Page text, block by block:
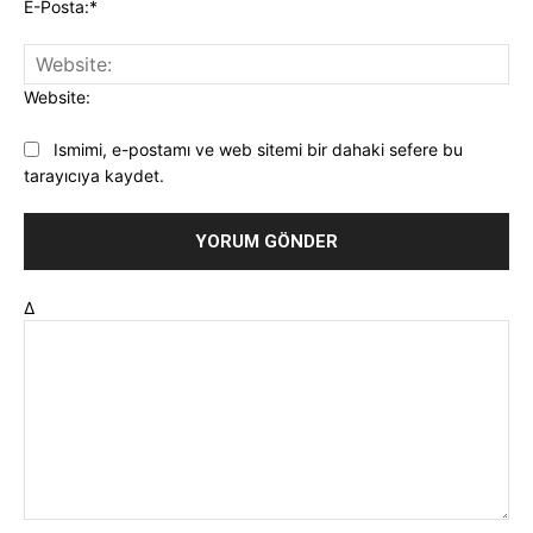
E-Posta:*
Website:
Ismimi, e-postamı ve web sitemi bir dahaki sefere bu
tarayıcıya kaydet.
Δ